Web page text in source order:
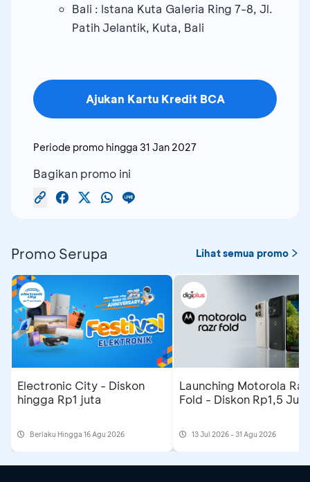
Bali : Istana Kuta Galeria Ring 7-8, Jl.
Patih Jelantik, Kuta, Bali
Ajukan Kartu Kredit BCA
Periode promo hingga 31 Jan 2027
Bagikan promo ini
Promo Serupa Lihat semua promo
Electronic City - Diskon
hingga Rp1 juta
Berlaku Hingga 16 Agu 2026
Launching Motorola
Fold - Diskon Rp1,5 Juta
13 Jul 2026 - 31 Agu 2026